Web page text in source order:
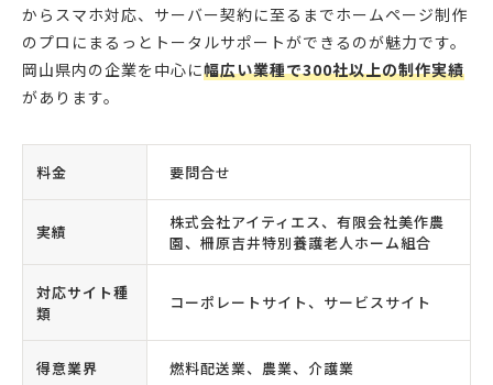
からスマホ対応、サーバー契約に至るまでホームページ制作
のプロにまるっとトータルサポートができるのが魅力です。
岡山県内の企業を中心に幅広い業種で300社以上の制作実績
があります。
料金 要問合せ
実績
株式会社アイティエス、有限会社美作農
園、柵原吉井特別養護老人ホーム組合
対応サイト種
類
コーポレートサイト、サービスサイト
得意業界 燃料配送業、農業、介護業